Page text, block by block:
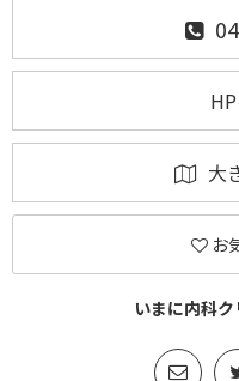
大
お
いまに内科